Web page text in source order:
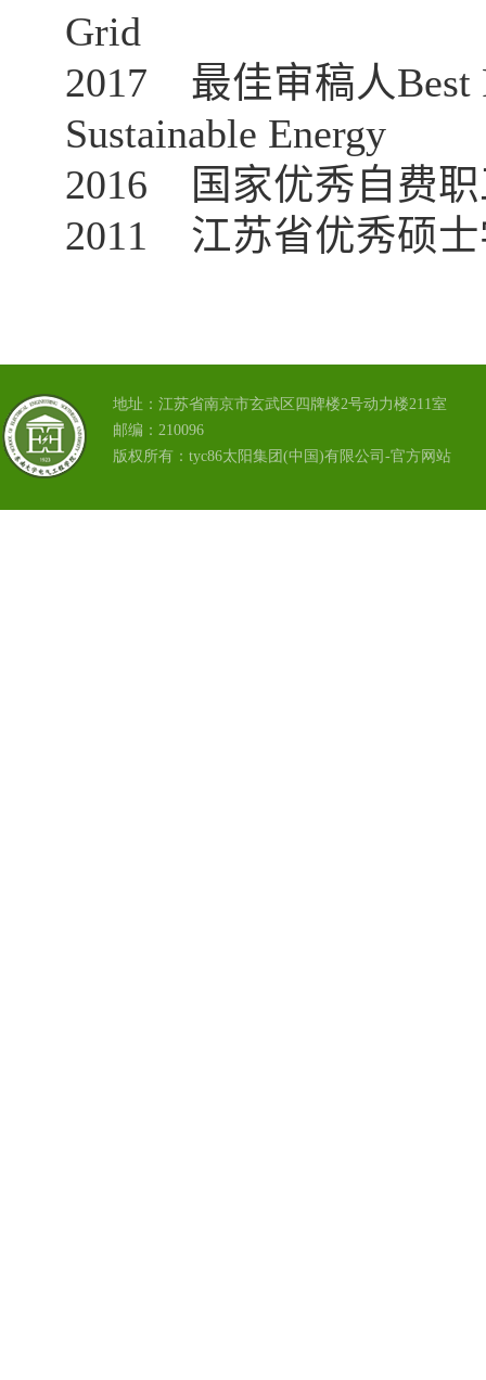
Grid
2017 最佳审稿人Best
Sustainable Energy
2016
国家优秀自费
2011 江苏省优秀硕
地址：江苏省南京市玄武区四牌楼2号动力楼211室
邮编：210096
版权所有：tyc86太阳集团(中国)有限公司-官方网站